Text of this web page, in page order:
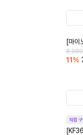
[마
8,980
11 %
직접